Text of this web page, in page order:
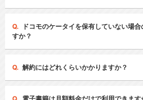
ドコモのケータイを保有していない場
すか？
解約にはどれくらいかかりますか？